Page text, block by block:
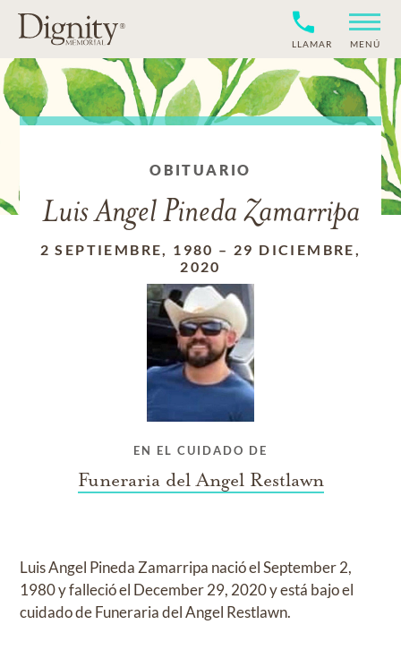
LLAMAR MENÚ
OBITUARIO
Luis Angel Pineda Zamarripa
2 SEPTIEMBRE, 1980 – 29 DICIEMBRE,
2020
EN EL CUIDADO DE
Funeraria del Angel Restlawn
Luis Angel Pineda Zamarripa nació elSeptember 2,
1980yfalleció el December 29, 2020yestá bajo el
cuidado deFuneraria del Angel Restlawn.